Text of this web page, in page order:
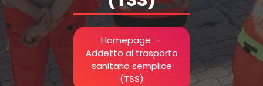
Homepage -
Addetto al trasporto
sanitario semplice
(TSS)